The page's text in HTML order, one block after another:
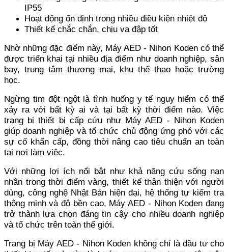
IP55
Hoạt động ổn định trong nhiều điều kiện nhiệt độ
Thiết kế chắc chắn, chịu va đập tốt
Nhờ những đặc điểm này, Máy AED - Nihon Koden có thể
được triển khai tại nhiều địa điểm như doanh nghiệp, sân
bay, trung tâm thương mại, khu thể thao hoặc trường
học.
Ngừng tim đột ngột là tình huống y tế nguy hiểm có thể
xảy ra với bất kỳ ai và tại bất kỳ thời điểm nào. Việc
trang bị thiết bị cấp cứu như Máy AED - Nihon Koden
giúp doanh nghiệp và tổ chức chủ động ứng phó với các
sự cố khẩn cấp, đồng thời nâng cao tiêu chuẩn an toàn
tại nơi làm việc.
Với những lợi ích nổi bật như khả năng cứu sống nạn
nhân trong thời điểm vàng, thiết kế thân thiện với người
dùng, công nghệ Nhật Bản hiện đại, hệ thống tự kiểm tra
thông minh và độ bền cao, Máy AED - Nihon Koden đang
trở thành lựa chọn đáng tin cậy cho nhiều doanh nghiệp
và tổ chức trên toàn thế giới.
Trang bị Máy AED - Nihon Koden không chỉ là đầu tư cho